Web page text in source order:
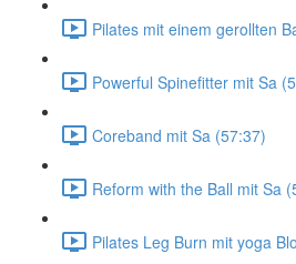
Pilates mit einem gerollten
Powerful Spinefitter mit Sa
Coreband mit Sa (57:37)
Reform with the Ball mit Sa
Pilates Leg Burn mit yoga